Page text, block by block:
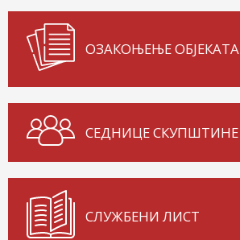
ОЗАКОЊЕЊЕ ОБЈЕКАТА
СЕДНИЦЕ СКУПШТИНЕ
СЛУЖБЕНИ ЛИСТ